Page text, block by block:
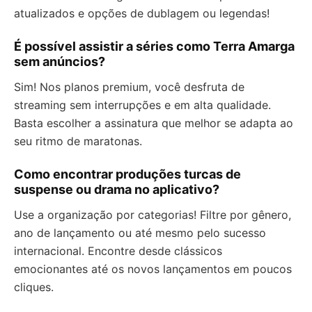
atualizados e opções de dublagem ou legendas!
É possível assistir a séries como Terra Amarga
sem anúncios?
Sim! Nos planos premium, você desfruta de
streaming sem interrupções e em alta qualidade.
Basta escolher a assinatura que melhor se adapta ao
seu ritmo de maratonas.
Como encontrar produções turcas de
suspense ou drama no aplicativo?
Use a organização por categorias! Filtre por gênero,
ano de lançamento ou até mesmo pelo sucesso
internacional. Encontre desde clássicos
emocionantes até os novos lançamentos em poucos
cliques.